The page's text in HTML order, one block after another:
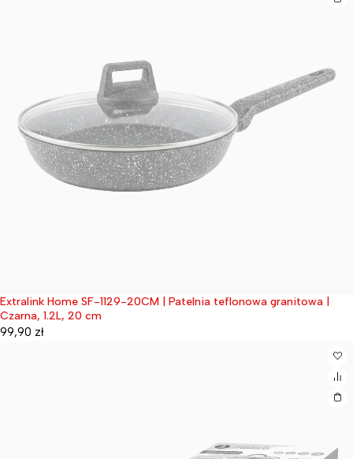
Wyprzedane
Extralink Home SF-1129-20CM | Patelnia teflonowa granitowa |
Czarna, 1.2L, 20 cm
99,90 zł